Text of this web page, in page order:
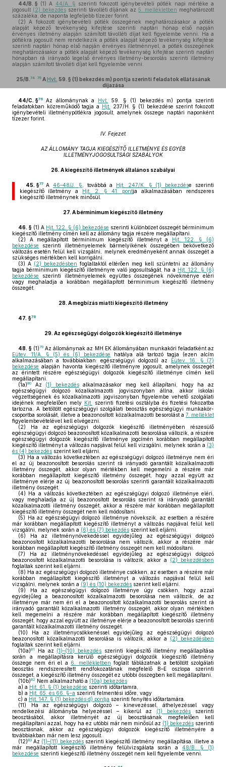
44/B. § (1) A 44/A. § szerinti fokozott igénybevételi pótlék napi mértéke a
jogosult (2) bekezdésszerinti távolléti díjának az5. mellékletben meghatározott
százaléka, de naponta legfeljebb tízezer forint.
(2) A fokozott igénybevételi pótlék összegének meghatározásakor a pótlék
alapját képező tevékenység kifejtése szerinti naptári hónap első napján
érvényes illetmény alapján számított távolléti díjat kell figyelembe venni. Ha a
pótlékra jogosult nem rendelkezik a pótlék alapját képező tevékenység kifejtése
szerinti naptári hónap első napján érvényes illetménnyel, a pótlék összegének
meghatározásakor a pótlék alapját képező tevékenység kifejtése szerinti naptári
hónapban rá irányadó legelső érvényes illetmény-besorolás szerinti illetmény
alapján számított távolléti díjat kell figyelembe venni.
25/B. 74 75AHvt. 59. § (1) bekezdés m) pontja szerinti feladatok ellátásának
díjazása
44/C. §76 Az állománynak a Hvt.
59. § (1) bekezdés m) pontja szerinti
feladatokban közreműködő tagja a Hjt.
237/H. § (1) bekezdése szerint fokozott
igénybevételi illetménypótlékra jogosult, amelynek összege naptári naponként
tízezer forint.
IV. Fejezet
AZ ÁLLOMÁNY TAGJA KIEGÉSZÍTŐ ILLETMÉNYE ÉS EGYÉB
ILLETMÉNYJOGOSULTSÁGI SZABÁLYOK
26. A kiegészítő illetmények általános szabályai
45. §77 A46–48/J. § , továbbá a Hjt. 247/K. § (1) bekezdése szerinti
kiegészítő illetmény a Hjt. 2. § 41. pontja alkalmazásában rendszeres
kiegészítő illetménynek minősül.
27. A bérminimum kiegészítő illetmény
46. § (1) A Hjt. 122. § (6) bekezdése szerinti különbözet összegét bérminimum
kiegészítő illetmény címén kell az állomány tagja részére megállapítani.
(2) A megállapított bérminimum kiegészítő illetményt a Hjt. 122. § (6)
bekezdése szerinti illetményelemek bármelyikének összegében bekövetkező
változás esetén felül kell vizsgálni, melynek eredményeként annak összegét a
szükséges mértékben kell korrigálni.
(3) A (2) bekezdésben foglaltaktól eltérően meg kell szüntetni az állomány
tagja bérminimum kiegészítő illetményre való jogosultságát, ha a Hjt. 122. § (6)
bekezdése szerinti illetményelemek együttes összegének növekménye eléri
vagy meghaladja a korábban megállapított bérminimum kiegészítő illetmény
összegét.
28. A megbízás miatti kiegészítő illetmény
47. §78
29. Az egészségügyi dolgozók kiegészítő illetménye
48. § (1)79 Az állománynak az MH EK állományában munkaköri feladatként az
Eütev. 11/A. § (5) és (6) bekezdése hatálya alá tartozó tagja (ezen alcím
alkalmazásában a továbbiakban: egészségügyi dolgozó) az
Eütev. 16. § (7)
bekezdése alapján havonta kiegészítő illetményre jogosult, amelynek összegét
az érintett részére egészségügyi dolgozók kiegészítő illetménye címén kell
megállapítani.
(1a)80 Az (1) bekezdésalkalmazásakor meg kell állapítani, hogy ha az
egészségügyi dolgozó közalkalmazotti jogviszonyban állna, akkor iskolai
végzettségének és közalkalmazotti jogviszonyban figyelembe vehető szolgálati
idejének megfelelően mely Kjt.
szerinti fizetési osztályba és fizetési fokozatba
tartozna. A betöltött egészségügyi szolgálati beosztás egészségügyi munkakör-
csoportba sorolását, illetve a beazonosított közalkalmazotti besorolást a 7. melléklet
figyelembevételével kell elvégezni.
(2) Ha az egészségügyi dolgozók kiegészítő illetményében részesülő
egészségügyi dolgozó beazonosított közalkalmazotti besorolása változik, a részére
egészségügyi dolgozók kiegészítő illetménye jogcímén korábban megállapított
kiegészítő illetményt a változás napjával felül kell vizsgálni, melynek során a (3)
és (4) bekezdés szerint kell eljárni.
(3) Ha a változás következtében az egészségügyi dolgozó illetménye nem éri
el az új beazonosított besorolás szerint rá irányadó garantált közalkalmazotti
illetmény összegét, akkor olyan mértékben kell megemelni a részére már
korábban megállapított kiegészítő illetmény összegét, hogy azzal együtt az
illetménye elérje az új beazonosított besorolás szerinti garantált közalkalmazotti
illetmény összegét.
(4) Ha a változás következtében az egészségügyi dolgozó illetménye eléri,
vagy meghaladja az új beazonosított besorolás szerint rá irányadó garantált
közalkalmazotti illetmény összegét, akkor a részére már korábban megállapított
kiegészítő illetmény összegét nem kell módosítani.
(5) Ha az egészségügyi dolgozó illetménye növekszik, az esetben a részére
már korábban megállapított kiegészítő illetményt a változás napjával felül kell
vizsgálni, melynek során a (6) és (7) bekezdés szerint kell eljárni.
(6) Ha az illetménynövekedéssel egyidejűleg az egészségügyi dolgozó
beazonosított közalkalmazotti besorolása nem változik, akkor a részére már
korábban megállapított kiegészítő illetmény összegét nem kell módosítani.
(7) Ha az illetménynövekedéssel egyidejűleg az egészségügyi dolgozó
beazonosított közalkalmazotti besorolása is változik, akkor a (2) bekezdésben
foglaltak szerint kell eljárni.
(8) Ha az egészségügyi dolgozó illetménye csökken, az esetben a részére már
korábban megállapított kiegészítő illetményt a változás napjával felül kell
vizsgálni, melynek során a (9) és (10) bekezdés szerint kell eljárni.
(9) Ha az egészségügyi dolgozó illetménye úgy csökken, hogy azzal
egyidejűleg a beazonosított közalkalmazotti besorolása nem változik, de az
illetménye már nem éri el a beazonosított közalkalmazotti besorolás szerint rá
irányadó garantált közalkalmazotti illetmény összegét, akkor olyan mértékben
kell megemelni a részére már korábban megállapított kiegészítő illetmény
összegét, hogy azzal együtt az illetménye elérje a beazonosított besorolás szerinti
garantált közalkalmazotti illetmény összegét.
(10) Ha az illetménycsökkenéssel egyidejűleg az egészségügyi dolgozó
beazonosított közalkalmazotti besorolása is változik, akkor a (2) bekezdésben
foglaltak szerint kell eljárni.
(10a)81 Ha az (1)–(10) bekezdés szerinti kiegészítő illetmény megállapítása
során a megállapításra kerülő egészségügyi dolgozók kiegészítő illetmény
összege nem éri el a 6. mellékletben foglalt táblázatnak a betöltött szolgálati
beosztás rendszeresített rendfokozatának megfelelő B–E oszlopa szerinti
összeget, a kiegészítő illetmény összegét ez utóbbi összegben kell megállapítani.
(10b)82 Nem alkalmazható a (10a) bekezdés
a) a Hjt. 61. § (1) bekezdése szerinti időtartamra,
b) a Hjt. 65. és 66. §-a szerinti felmentési időre, vagy
c) a Hjt. 147. § (1) bekezdés d) pontja szerinti fenyítés időtartamára.
(11) Ha az egészségügyi dolgozó – kinevezéssel, áthelyezéssel vagy
rendelkezési állományba helyezéssel – kikerül az (1) bekezdés szerinti
beosztásából, akkor illetményét az új beosztásának megfelelően kell
megállapítani azzal, hogy ha ez utóbbi már nem minősül az (1) bekezdés szerinti
beosztásnak, akkor az egészségügyi dolgozók kiegészítő illetményére a
továbbiakban már nem lesz jogosult.
(12)83 Az (1)–(11) bekezdésszerinti kiegészítő illetmény megállapítása, illetve a
már megállapított kiegészítő illetmény felülvizsgálata során a48/B. § (1)
bekezdése szerinti kiegészítő illetmény összegét nem kell figyelembe venni.